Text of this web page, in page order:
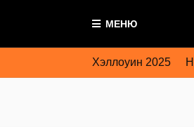
МЕНЮ
Хэллоуин 2025